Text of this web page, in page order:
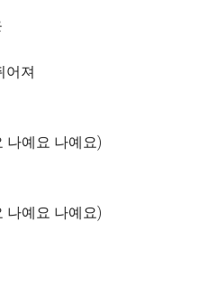
어져
나예요 나예요)
나예요 나예요)